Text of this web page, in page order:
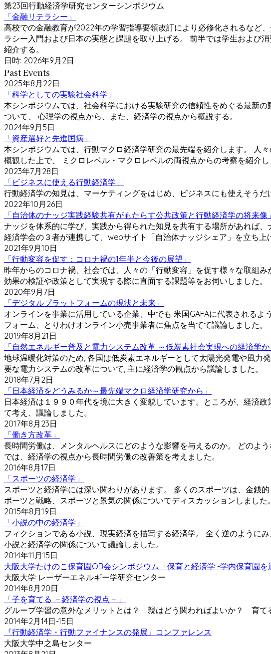
第23回行動経済学研究センターシンポジウム
「金融リテラシー」
高校での金融教育が2022年の学習指導要領改訂により必修化されるなど
ラシー入門および日本の実態と課題を取り上げる。 前半では学生および
紹介する。
日時: 2026年9月2日
Past Events
2025年8月22日
「科学としての実験社会科学」
本シンポジウムでは、社会科学における実験研究の信頼性をめぐる最新
ついて、 心理学の視点から、また、経済学の視点から概説する。
2024年9月5日
「資産選好と先進国病」
本シンポジウムでは、行動マクロ経済学研究の最先端を紹介します。 人
概観した上で、 ミクロレベル・マクロレベルの両視点からの考察を紹介し
2023年7月28日
「ビジネスに使える行動経済学」
行動経済学の知見は、マーケティングをはじめ、ビジネスにも使えそう
2022年10月26日
「自治体のナッジ実践経験共有がもたらす公共政策と行動経済学の将来像」
ナッジを体系的に学び、実践から得られた知見を共有する場所があれば
経済学会の３者が連携して、webサイト「自治体ナッジシェア」を立ち上
2021年9月10日
「行動変容を促す：コロナ禍の1年半と今後の展望」
昨年からのコロナ禍、社会では、人々の「行動変容」を促す様々な取組
効果の検証や政策として実現する際に直面する課題等をお伺いしました。
2020年9月7日
「デジタルプラットフォームの現状と未来」
オンラインを事業に活用している企業、中でも 米国GAFAに代表される
フォーム、とりわけオンライン小売事業者に焦点を当てて議論しました。
2019年8月21日
「自然エネルギー普及と電力システム改革 ～低炭素社会実現への経済学か
地球温暖化対策のため, 各国は低炭素エネルギーとして太陽光発電や風
要な電力システムの改革について, 主に経済学の観点から議論しました。
2018年7月2日
「日本経済をどうみるか～最先端マクロ経済学研究から」
日本経済は１９９０年代を境に大きく変貌しています。ところが、経済
て考え、議論しました。
2017年8月23日
「働き方改革」
長時間労働は、メンタルヘルスにどのような影響を与えるのか。 どのよ
では、経済学の視点から長時間労働の改善策を考えました。
2016年8月17日
「スポーツの経済学」
スポーツと経済学には深い関わりがあります。 多くのスポーツは、金銭
ポーツと戦略、スポーツと景気の関係についてディスカッションしました。
2015年8月19日
「小説の中の経済学」
フィクションである小説、現実経済を描写する経済学。 全く逆のように
小説と経済学の関係について議論しました。
2014年11月15日
大阪大学たけのこ保育園OB会シンポジウム「保育と経済学 -学内保育園を
大阪大学 レーザーエネルギー学研究センター
2014年8月20日
「子を育てる －経済学の視点－」
グループ学習の意外なメリットとは？ 親はどう関わればよいか？ 育て
2014年2月14日-15日
『行動経済学・行動ファイナンスの発展』コンファレンス
大阪大学中之島センター